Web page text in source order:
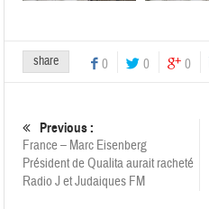
share 0 0 0
Previous :
France – Marc Eisenberg
Président de Qualita aurait racheté
Radio J et Judaiques FM